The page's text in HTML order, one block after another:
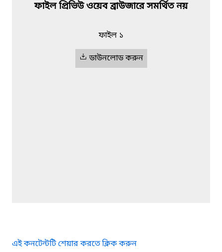
ফাইল প্রিভিউ ওয়েব ব্রাউজারে সমর্থিত নয়
ফাইল ১
ডাউনলোড করুন
এই কনটেন্টটি শেয়ার করতে ক্লিক করুন